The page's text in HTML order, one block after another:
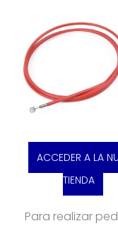
ACCEDER A LA
TIENDA
Para realizar